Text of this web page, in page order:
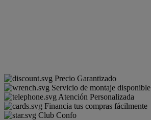
Precio Garantizado
Servicio de montaje disponible
Atención Personalizada
Financia tus compras fácilmente
Club Confo